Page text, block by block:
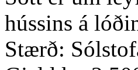
hússins á
Stærð: